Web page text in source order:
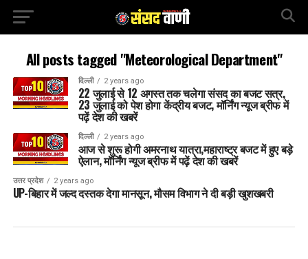
All posts tagged "Meteorological Department"
दिल्ली 2 years ago
22 जुलाई से 12 अगस्त तक चलेगा संसद का बजट सत्र,
23 जुलाई को पेश होगा केंद्रीय बजट, मॉर्निंग न्यूज ब्रीफ में
पढ़ें देश की खबरें
दिल्ली 2 years ago
आज से शुरू होगी अमरनाथ यात्रा,महाराष्ट्र बजट में हुए बड़े
ऐलान, मॉर्निंग न्यूज ब्रीफ में पढ़ें देश की खबरें
उत्तर प्रदेश 2 years ago
UP-बिहार में जल्द दस्तक देगा मानसून, मौसम विभाग ने दी बड़ी खुशखबरी